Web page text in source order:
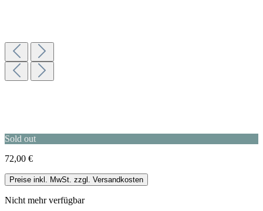
Sold out
72,00 €
Preise inkl. MwSt. zzgl. Versandkosten
Nicht mehr verfügbar